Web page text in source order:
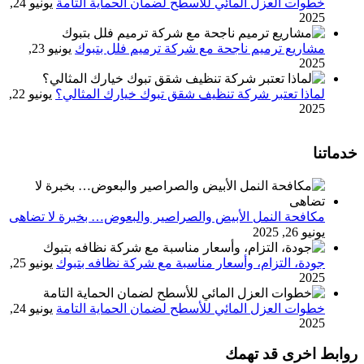
خطوات العزل المائي للأسطح لضمان الحماية التامة
يونيو 24,
2025
مشاريع ترميم ناجحة مع شركة ترميم فلل بتبوك
يونيو 23,
2025
لماذا تعتبر شركة تنظيف شقق تبوك خيارك المثالي؟
يونيو 22,
2025
خدماتنا
مكافحة النمل الأبيض والصراصير والبعوض… بخبرة لا تضاهى
يونيو 26, 2025
جودة، التزام، وأسعار مناسبة مع شركة نظافه بتبوك
يونيو 25,
2025
خطوات العزل المائي للأسطح لضمان الحماية التامة
يونيو 24,
2025
روابط اخرى قد تهمك